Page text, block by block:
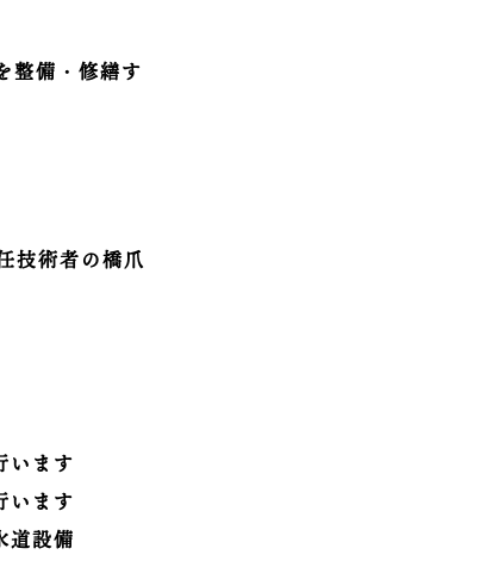
整備・修繕す
技術者の橋爪
います
います
道設備